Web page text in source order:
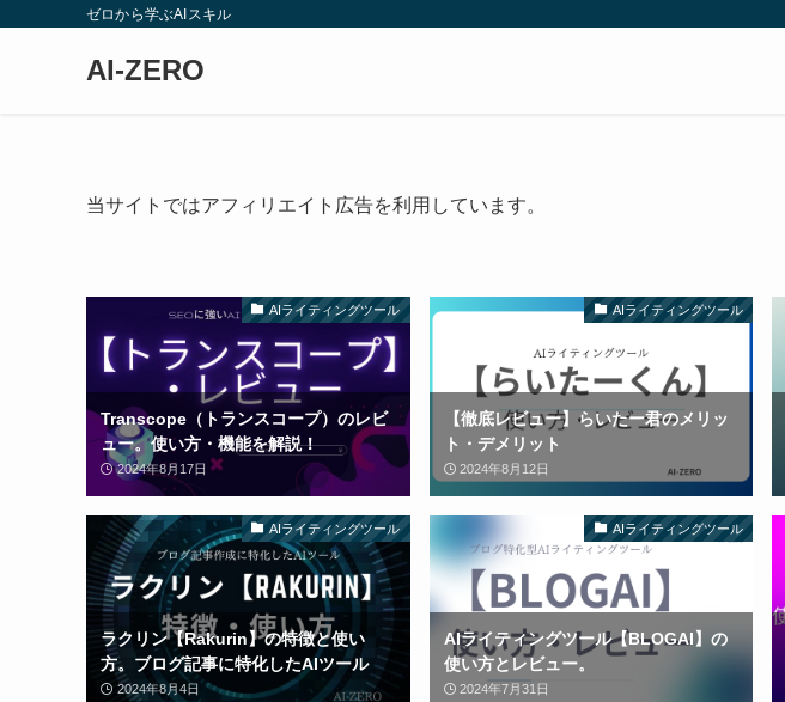
ゼロから学ぶAIスキル
AI-ZERO
当サイトではアフィリエイト広告を利用しています。
AIライティングツール
Transcope（トランスコープ）のレビ
ュー。使い方・機能を解説！
2024年8月17日
AIライティングツール
【徹底レビュー】らいたー君のメリッ
ト・デメリット
2024年8月12日
AIライティングツール
ラクリン【Rakurin】の特徴と使い
方。ブログ記事に特化したAIツール
2024年8月4日
AIライティングツール
AIライティングツール【BLOGAI】の
使い方とレビュー。
2024年7月31日